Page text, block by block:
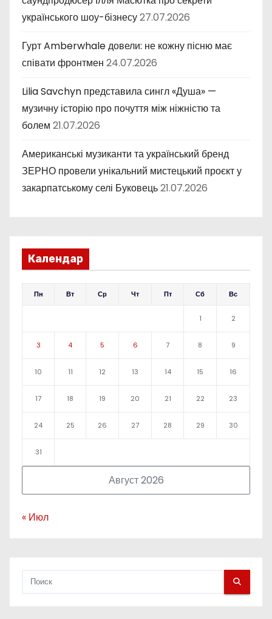
українського шоу-бізнесу27.07.2026
Гурт Amberwhale довели: не кожну пісню має
співати фронтмен 24.07.2026
Lilia Savchyn представила сингл «Душа» —
музичну історію про почуття між ніжністю та
болем 21.07.2026
Американські музиканти та український бренд
ЗЕРНО провели унікальний мистецький проєкт у
закарпатському селі Буковець21.07.2026
Календар
Август 2026
Пн Вт Ср Чт Пт Сб Вс
1 2
3 4 5 6 7 8 9
10 11 12 13 14 15 16
17 18 19 20 21 22 23
24 25 26 27 28 29 30
31
« Июл